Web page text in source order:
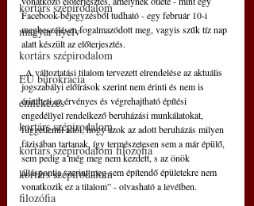
kortárs szépirodalom
magyar nyelv
kortárs szépirodalom
EU bürokrácia
emlékezés
kortárs szépirodalom
kortárs szépirodalom filozófia
kortárs szépirodalom
filozófia
Facebook-bejegyzésből tudható - egy február 10-i
megbeszélésen fogalmazódott meg, vagyis szűk tíz nap
alatt készült az előterjesztés.
„A változtatási tilalom tervezett elrendelése az aktuális
jogszabályi előírások szerint nem érinti és nem is
érintheti az érvényes és végrehajtható építési
engedéllyel rendelkező beruházási munkálatokat,
függetlenül attól, hogy azok az adott beruházás milyen
fázisában tartanak, így természetesen sem a már épülő,
sem pedig a még meg nem kezdett, s az önök
álláspontja szerint meg sem építendő épületekre nem
vonatkozik ez a tilalom” - olvasható a levélben.